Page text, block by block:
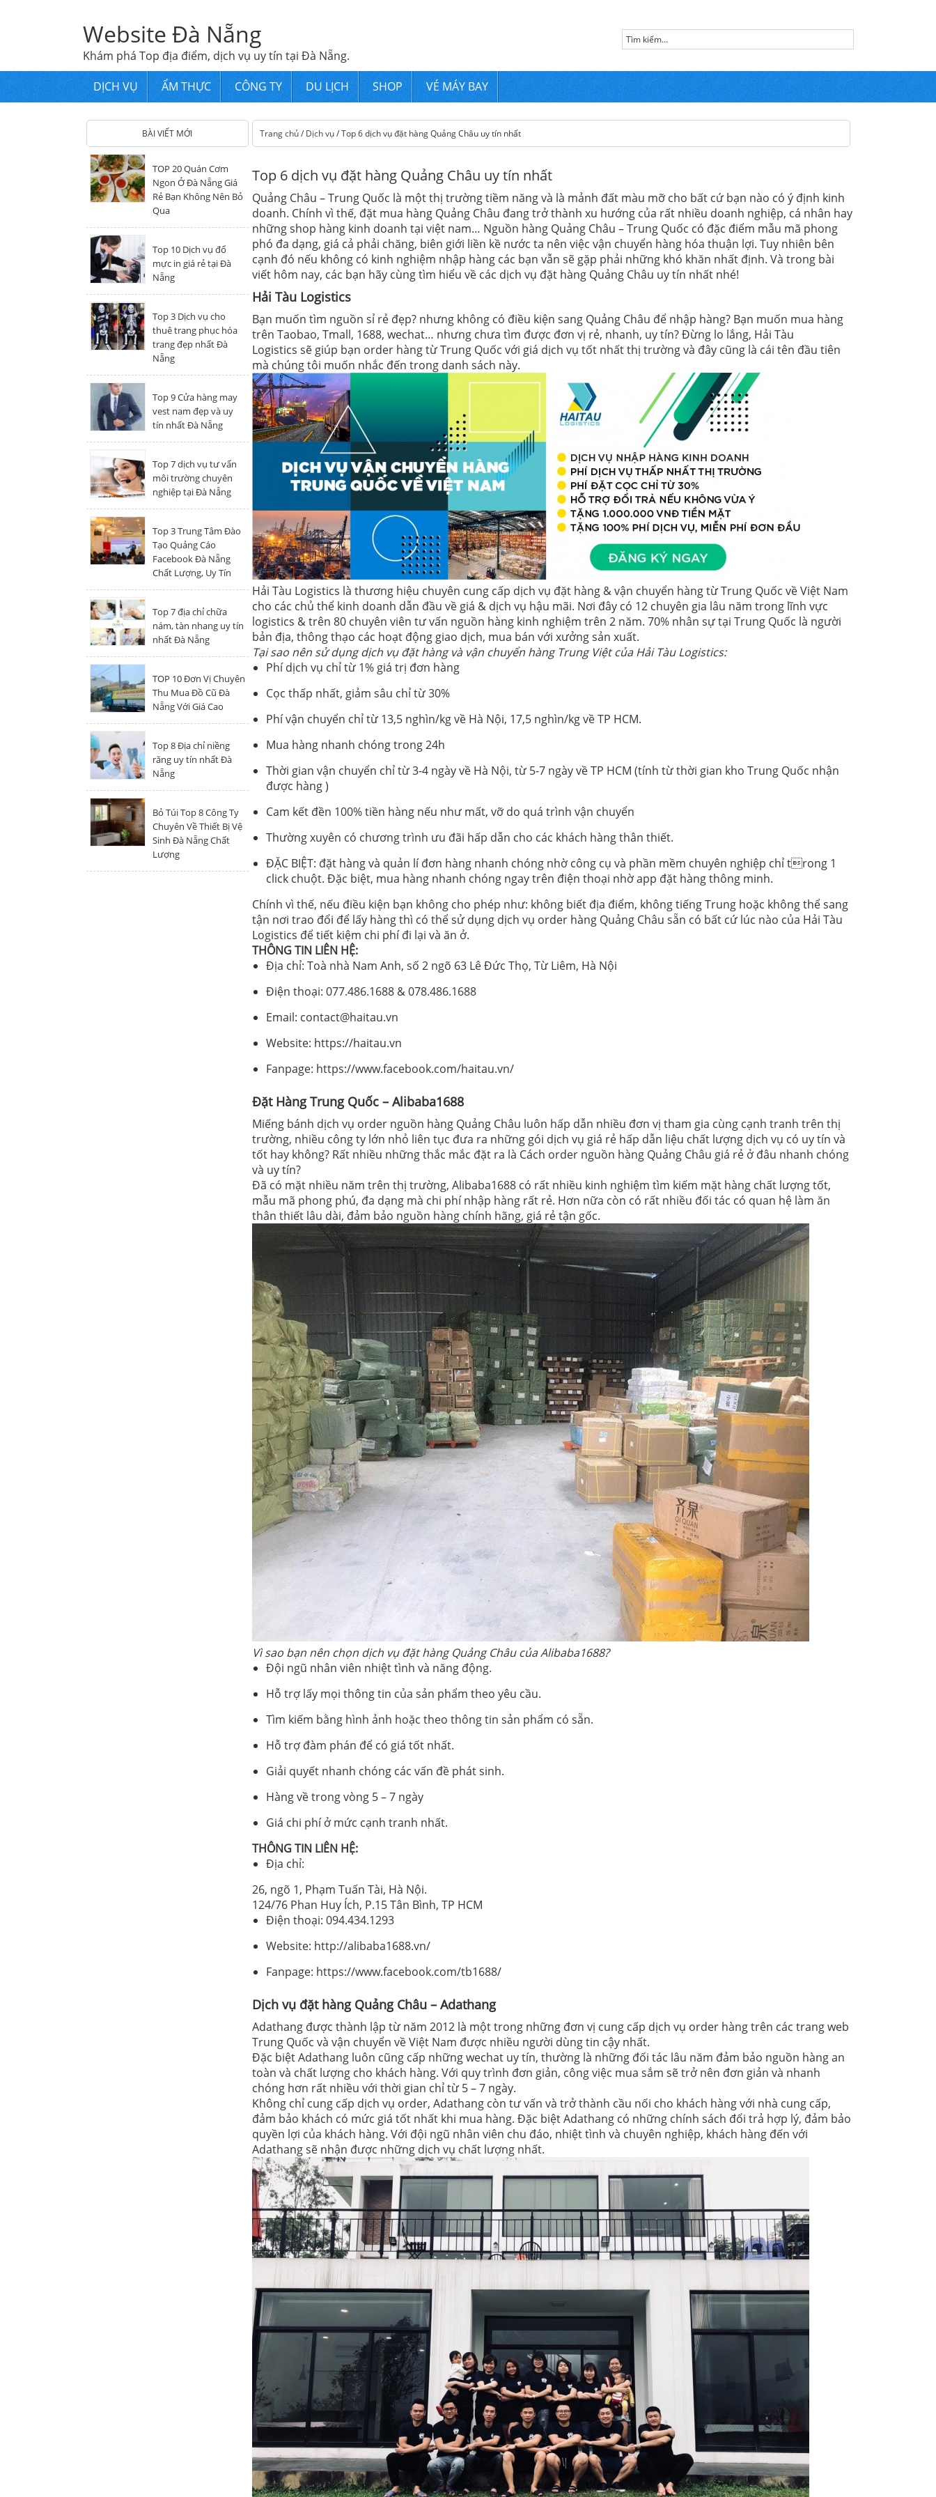
Website Đà Nẵng
Khám phá Top địa điểm, dịch vụ uy tín tại Đà Nẵng.
DỊCH VỤ
ẨM THỰC CÔNG TY DU LỊCH SHOP VÉ MÁY BAY
Trang chủ/ Dịch vụ/ Top 6 dịch vụ đặt hàng Quảng Châu uy tín nhất
Top 6 dịch vụ đặt hàng Quảng Châu uy tín nhất
Quảng Châu – Trung Quốc là một thị trường tiềm năng và là mảnh đất màu mỡ cho bất cứ bạn nào có ý định kinh
doanh. Chính vì thế, đặt mua hàng Quảng Châu đang trở thành xu hướng của rất nhiều doanh nghiệp, cá nhân hay
những shop hàng kinh doanh tại việt nam… Nguồn hàng Quảng Châu – Trung Quốc có đặc điểm mẫu mã phong
phó đa dạng, giá cả phải chăng, biên giới liền kề nước ta nên việc vận chuyển hàng hóa thuận lợi. Tuy nhiên bên
cạnh đó nếu không có kinh nghiệm nhập hàng các bạn vẫn sẽ gặp phải những khó khăn nhất định. Và trong bài
viết hôm nay, các bạn hãy cùng tìm hiểu về các dịch vụ đặt hàng Quảng Châu uy tín nhất nhé!
Hải Tàu Logistics
Bạn muốn tìm nguồn sỉ rẻ đẹp? nhưng không có điều kiện sang Quảng Châu để nhập hàng? Bạn muốn mua hàng
trên Taobao, Tmall, 1688, wechat… nhưng chưa tìm được đơn vị rẻ, nhanh, uy tín? Đừng lo lắng, Hải Tàu
Logistics sẽ giúp bạn order hàng từ Trung Quốc với giá dịch vụ tốt nhất thị trường và đây cũng là cái tên đầu tiên
mà chúng tôi muốn nhắc đến trong danh sách này.
Hải Tàu Logistics là thương hiệu chuyên cung cấp dịch vụ đặt hàng & vận chuyển hàng từ Trung Quốc về Việt Nam
cho các chủ thể kinh doanh dẫn đầu về giá & dịch vụ hậu mãi. Nơi đây có 12 chuyên gia lâu năm trong lĩnh vực
logistics & trên 80 chuyên viên tư vấn nguồn hàng kinh nghiệm trên 2 năm. 70% nhân sự tại Trung Quốc là người
bản địa, thông thạo các hoạt động giao dịch, mua bán với xưởng sản xuất.
Tại sao nên sử dụng dịch vụ đặt hàng và vận chuyển hàng Trung Việt của Hải Tàu Logistics:
Phí dịch vụ chỉ từ 1% giá trị đơn hàng
Cọc thấp nhất, giảm sâu chỉ từ 30%
Phí vận chuyển chỉ từ 13,5 nghìn/kg về Hà Nội, 17,5 nghìn/kg về TP HCM.
Mua hàng nhanh chóng trong 24h
Thời gian vận chuyển chỉ từ 3-4 ngày về Hà Nội, từ 5-7 ngày về TP HCM (tính từ thời gian kho Trung Quốc nhận
được hàng )
Cam kết đền 100% tiền hàng nếu như mất, vỡ do quá trình vận chuyển
Thường xuyên có chương trình ưu đãi hấp dẫn cho các khách hàng thân thiết.
ĐẶC BIỆT: đặt hàng và quản lí đơn hàng nhanh chóng nhờ công cụ và phần mềm chuyên nghiệp chỉ trong 1
click chuột. Đặc biệt, mua hàng nhanh chóng ngay trên điện thoại nhờ app đặt hàng thông minh.
Chính vì thế, nếu điều kiện bạn không cho phép như: không biết địa điểm, không tiếng Trung hoặc không thể sang
tận nơi trao đổi để lấy hàng thì có thể sử dụng dịch vụ order hàng Quảng Châu sẵn có bất cứ lúc nào của Hải Tàu
Logistics để tiết kiệm chi phí đi lại và ăn ở.
THÔNG TIN LIÊN HỆ:
Địa chỉ: Toà nhà Nam Anh, số 2 ngõ 63 Lê Đức Thọ, Từ Liêm, Hà Nội
Điện thoại: 077.486.1688 & 078.486.1688
Email: contact@haitau.vn
Website: https://haitau.vn
Fanpage: https://www.facebook.com/haitau.vn/
Đặt Hàng Trung Quốc – Alibaba1688
Miếng bánh dịch vụ order nguồn hàng Quảng Châu luôn hấp dẫn nhiều đơn vị tham gia cùng cạnh tranh trên thị
trường, nhiều công ty lớn nhỏ liên tục đưa ra những gói dịch vụ giá rẻ hấp dẫn liệu chất lượng dịch vụ có uy tín và
tốt hay không? Rất nhiều những thắc mắc đặt ra là Cách order nguồn hàng Quảng Châu giá rẻ ở đâu nhanh chóng
và uy tín?
Đã có mặt nhiều năm trên thị trường, Alibaba1688 có rất nhiều kinh nghiệm tìm kiếm mặt hàng chất lượng tốt,
mẫu mã phong phú, đa dạng mà chi phí nhập hàng rất rẻ. Hơn nữa còn có rất nhiều đối tác có quan hệ làm ăn
thân thiết lâu dài, đảm bảo nguồn hàng chính hãng, giá rẻ tận gốc.
Vì sao bạn nên chọn dịch vụ đặt hàng Quảng Châu của Alibaba1688?
Đội ngũ nhân viên nhiệt tình và năng động.
Hỗ trợ lấy mọi thông tin của sản phẩm theo yêu cầu.
Tìm kiếm bằng hình ảnh hoặc theo thông tin sản phẩm có sẵn.
Hỗ trợ đàm phán để có giá tốt nhất.
Giải quyết nhanh chóng các vấn đề phát sinh.
Hàng về trong vòng 5 – 7 ngày
Giá chi phí ở mức cạnh tranh nhất.
THÔNG TIN LIÊN HỆ:
Địa chỉ:
26, ngõ 1, Phạm Tuấn Tài, Hà Nội.
124/76 Phan Huy Ích, P.15 Tân Bình, TP HCM
Điện thoại: 094.434.1293
Website: http://alibaba1688.vn/
Fanpage: https://www.facebook.com/tb1688/
Dịch vụ đặt hàng Quảng Châu – Adathang
Adathang được thành lập từ năm 2012 là một trong những đơn vị cung cấp dịch vụ order hàng trên các trang web
Trung Quốc và vận chuyển về Việt Nam được nhiều người dùng tin cậy nhất.
Đặc biệt Adathang luôn cũng cấp những wechat uy tín, thường là những đối tác lâu năm đảm bảo nguồn hàng an
toàn và chất lượng cho khách hàng. Với quy trình đơn giản, công việc mua sắm sẽ trở nên đơn giản và nhanh
chóng hơn rất nhiều với thời gian chỉ từ 5 – 7 ngày.
Không chỉ cung cấp dịch vụ order, Adathang còn tư vấn và trở thành cầu nối cho khách hàng với nhà cung cấp,
đảm bảo khách có mức giá tốt nhất khi mua hàng. Đặc biệt Adathang có những chính sách đổi trả hợp lý, đảm bảo
quyền lợi của khách hàng. Với đội ngũ nhân viên chu đáo, nhiệt tình và chuyên nghiệp, khách hàng đến với
Adathang sẽ nhận được những dịch vụ chất lượng nhất.
BÀI VIẾT MỚI
TOP 20 Quán Cơm
Ngon Ở Đà Nẵng Giá
Rẻ Bạn Không Nên Bỏ
Qua
Top 10 Dịch vụ đổ
mực in giá rẻ tại Đà
Nẵng
Top 3 Dịch vụ cho
thuê trang phục hóa
trang đẹp nhất Đà
Nẵng
Top 9 Cửa hàng may
vest nam đẹp và uy
tín nhất Đà Nẵng
Top 7 dịch vụ tư vấn
môi trường chuyên
nghiệp tại Đà Nẵng
Top 3 Trung Tâm Đào
Tạo Quảng Cáo
Facebook Đà Nẵng
Chất Lượng, Uy Tín
Top 7 địa chỉ chữa
nám, tàn nhang uy tín
nhất Đà Nẵng
TOP 10 Đơn Vị Chuyên
Thu Mua Đồ Cũ Đà
Nẵng Với Giá Cao
Top 8 Địa chỉ niềng
răng uy tín nhất Đà
Nẵng
Bỏ Túi Top 8 Công Ty
Chuyên Về Thiết Bị Vệ
Sinh Đà Nẵng Chất
Lượng